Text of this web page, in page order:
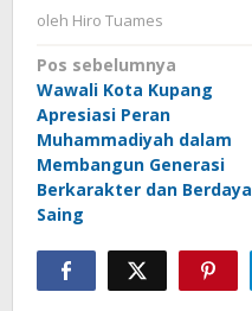
oleh Hiro Tuames
Navigasi
pos
Pos sebelumnya
Wawali Kota Kupang
Apresiasi Peran
Muhammadiyah dalam
Membangun Generasi
Berkarakter dan Berdaya
Saing